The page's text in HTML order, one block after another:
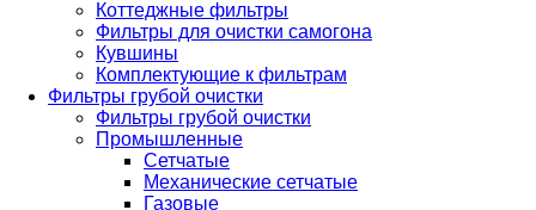
Коттеджные фильтры
Фильтры для очистки самогона
Кувшины
Комплектующие к фильтрам
Фильтры грубой очистки
Фильтры грубой очистки
Промышленные
Сетчатые
Механические сетчатые
Газовые